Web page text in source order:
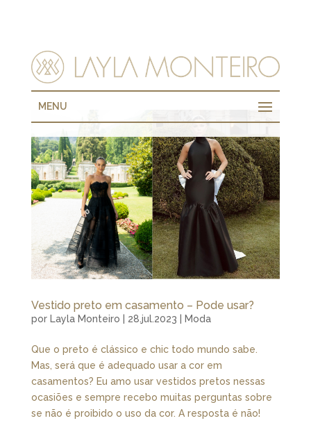
MENU
Vestido preto em casamento – Pode usar?
por Layla Monteiro 28.jul.2023 Moda
Que o preto é clássico e chic todo mundo sabe.
Mas, será que é adequado usar a cor em
casamentos? Eu amo usar vestidos pretos nessas
ocasiões e sempre recebo muitas perguntas sobre
se não é proibido o uso da cor. A resposta é não!